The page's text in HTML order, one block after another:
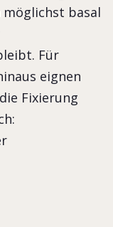
basal
Für
eignen
Fixierung